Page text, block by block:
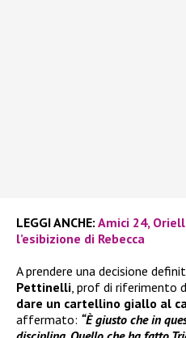
LEGGI ANCHE: Amici 24,
l’esibizione di Rebecca
A prendere una decisione
Pettinelli, prof di riferimento
dare un cartellino giallo al
affermato: “È giusto che in